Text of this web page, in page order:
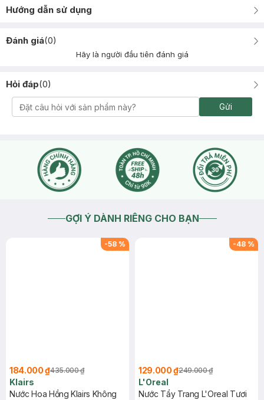
Hướng dẫn sử dụng
Đánh giá(0)
Hãy là người đầu tiên đánh giá
Hỏi đáp(0)
Gửi
GỢI Ý DÀNH RIÊNG CHO BẠN
-58 %
184.000 ₫435.000 ₫
Klairs
Nước Hoa Hồng Klairs Không
-48 %
129.000 ₫249.000 ₫
L'Oreal
Nước Tẩy Trang L'Oreal Tươi